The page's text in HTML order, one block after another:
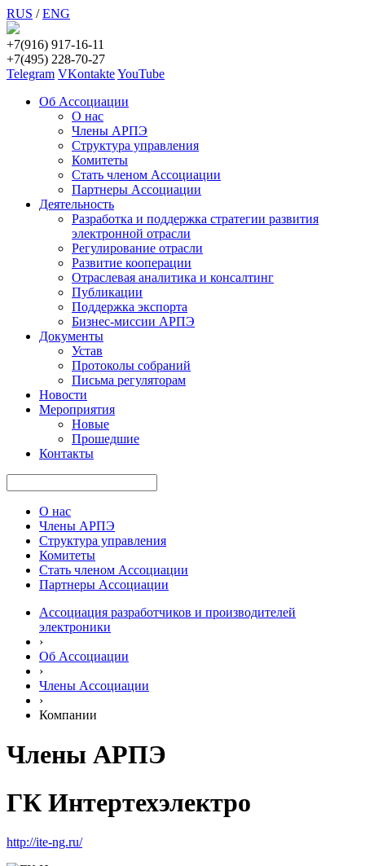
RUS /ENG
+7(916) 917-16-11
+7(495) 228-70-27
Telegram VKontakteYouTube
Об Ассоциации
О нас
Члены АРПЭ
Структура управления
Комитеты
Стать членом Ассоциации
Партнеры Ассоциации
Деятельность
Разработка и поддержка стратегии развития
электронной отрасли
Регулирование отрасли
Развитие кооперации
Отраслевая аналитика и консалтинг
Публикации
Поддержка экспорта
Бизнес-миссии АРПЭ
Документы
Устав
Протоколы собраний
Письма регуляторам
Новости
Мероприятия
Новые
Прошедшие
Контакты
О нас
Члены АРПЭ
Структура управления
Комитеты
Стать членом Ассоциации
Партнеры Ассоциации
Ассоциация разработчиков и производителей
электроники
›
Об Ассоциации
›
Члены Ассоциации
›
Компании
Члены АРПЭ
ГК Интертехэлектро
http://ite-ng.ru/